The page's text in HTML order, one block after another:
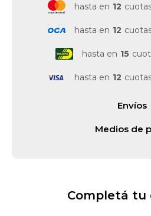
hasta en 12
hasta en 12
hasta en 15
hasta en 12
Envíos
Medios de
Completá tu